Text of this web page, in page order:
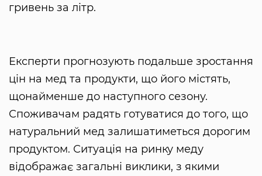
гривень за літр.
Експерти прогнозують подальше зростання
цін на мед та продукти, що його містять,
щонайменше до наступного сезону.
Споживачам радять готуватися до того, що
натуральний мед залишатиметься дорогим
продуктом. Ситуація на ринку меду
відображає загальні виклики, з якими